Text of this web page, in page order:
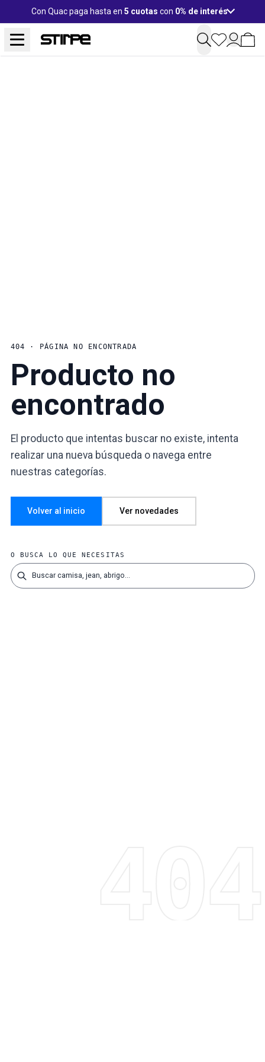
Con Quac paga hasta en 5 cuotas con 0% de interés
404 · PÁGINA NO ENCONTRADA
Producto no
encontrado
El producto que intentas buscar no existe, intenta
realizar una nueva búsqueda o navega entre
nuestras categorías.
Volver al inicio Ver novedades
O BUSCA LO QUE NECESITAS